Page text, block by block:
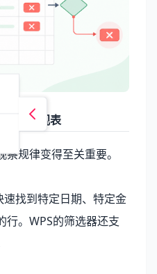
选与透视表
规律变得至关重要。
速找到特定日期、特定金
行。WPS的筛选器还支